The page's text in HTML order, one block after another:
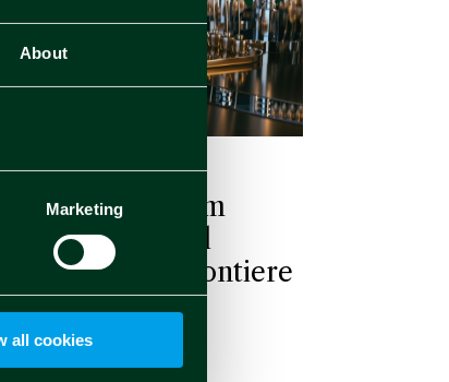
About
Marketing
all cookies
e Quantum
Milano al
delle nuove frontiere